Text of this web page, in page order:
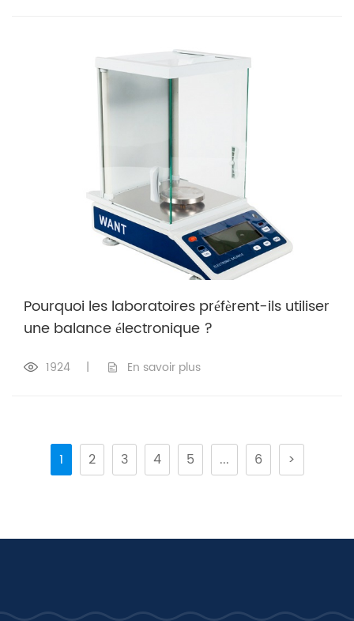
Pourquoi les laboratoires préfèrent-ils utiliser
une balance électronique ?
1924 | En savoir plus
1 2 3 4 5 ... 6 >